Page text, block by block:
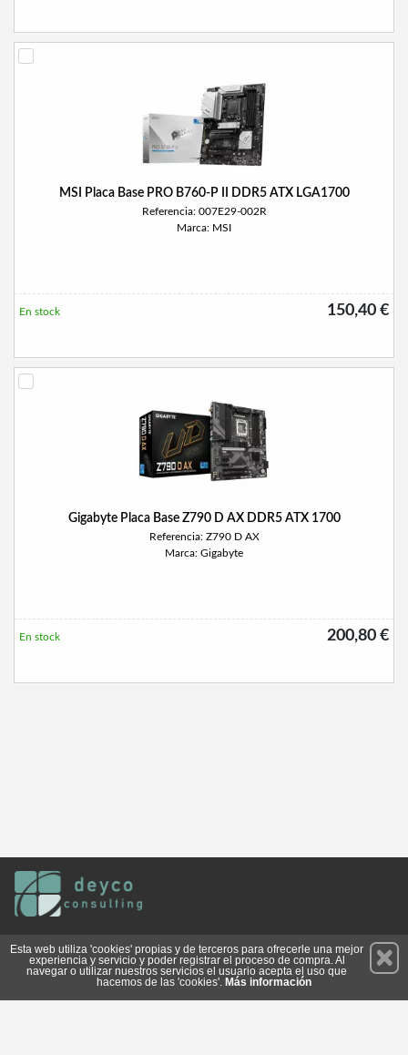
MSI Placa Base PRO B760-P II DDR5 ATX LGA1700
Referencia: 007E29-002R
Marca: MSI
150,40 €
En stock
Gigabyte Placa Base Z790 D AX DDR5 ATX 1700
Referencia: Z790 D AX
Marca: Gigabyte
200,80 €
En stock
Suscríbete
Esta web utiliza 'cookies' propias y de terceros para ofrecerle una mejor
experiencia y servicio y poder registrar el proceso de compra. Al
navegar o utilizar nuestros servicios el usuario acepta el uso que
hacemos de las 'cookies'. Más información